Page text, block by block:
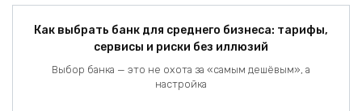
Как выбрать банк для среднего бизнеса: тарифы,
сервисы и риски без иллюзий
Выбор банка — это не охота за «самым дешёвым», а
настройка